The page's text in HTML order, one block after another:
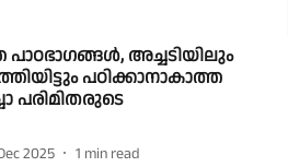
പാഠഭാഗങ്ങൾ, അച്ചടിയിലും
പഠിക്കാനാകാത്ത
പരിമിതരുടെ
2025 1 min read